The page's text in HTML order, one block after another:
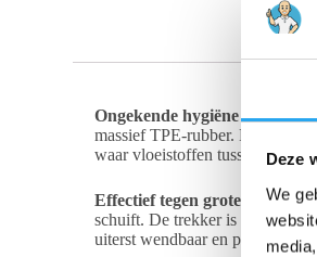
Deze
We
Ongekende hygiëne door
massief TPE-rubber. Dit
waar vloeistoffen tussen
Effectief tegen grote
schuift. De trekker is aan de
uiterst wendbaar en perfect